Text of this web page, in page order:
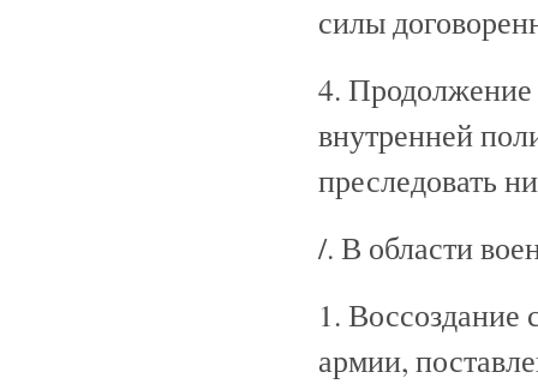
силы
4.
внутренней
преследовать
/. В области
1. Воссоздание
армии,